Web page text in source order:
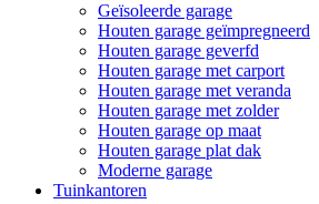
Geïsoleerde garage
Houten garage geïmpregneerd
Houten garage geverfd
Houten garage met carport
Houten garage met veranda
Houten garage met zolder
Houten garage op maat
Houten garage plat dak
Moderne garage
Tuinkantoren